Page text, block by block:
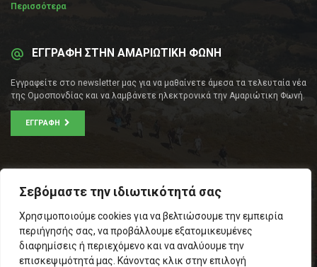
Σεβόμαστε την ιδιωτικότητά σας
Χρησιμοποιούμε cookies για να βελτιώσουμε την εμπειρία
περιήγησής σας, να προβάλλουμε εξατομικευμένες
διαφημίσεις ή περιεχόμενο και να αναλύουμε την
επισκεψιμότητά μας. Κάνοντας κλικ στην επιλογή
Περισσότερα
ΕΓΓΡΑΦΗ ΣΤΗΝ ΑΜΑΡΙΩΤΙΚΗ ΦΩΝΗ
Εγγραφείτε στο newsletter μας για να μαθαίνετε άμεσα τα τελευταία νέα
της Ομοσπονδίας και να λαμβάνετε ηλεκτρονικά την Αμαριώτικη Φωνή.
ΕΓΓΡΑΦΉ
Τ.Κ.: 105 53
Τηλ. – Fax: 210 33 14 346
Τηλ. Προέδρου: 6971566783